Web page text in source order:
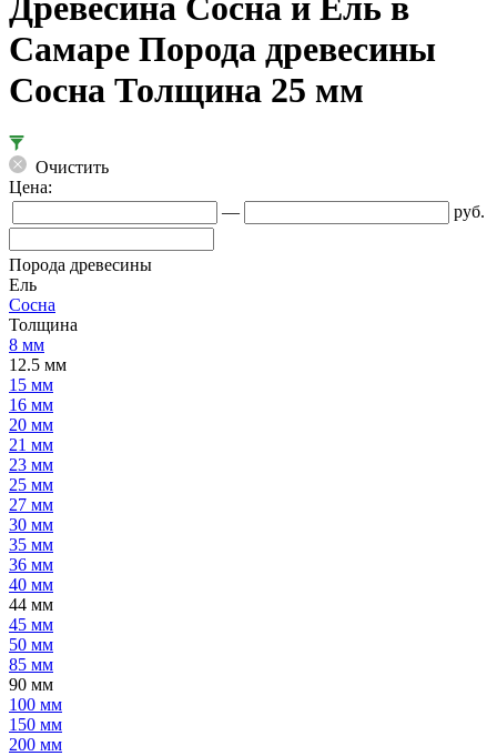
Древесина Сосна и Ель в
Самаре Порода древесины
Сосна Толщина 25 мм
Очистить
Цена:
—
руб.
Порода древесины
Ель
Сосна
Толщина
8 мм
12.5 мм
15 мм
16 мм
20 мм
21 мм
23 мм
25 мм
27 мм
30 мм
35 мм
36 мм
40 мм
44 мм
45 мм
50 мм
85 мм
90 мм
100 мм
150 мм
200 мм